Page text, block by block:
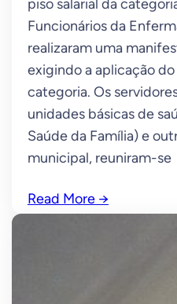
piso salarial da
Funcionários da
realizaram uma
exigindo a aplicação
categoria. Os
unidades básicas de
Saúde da Família) e
municipal, reuniram-se
Read More →